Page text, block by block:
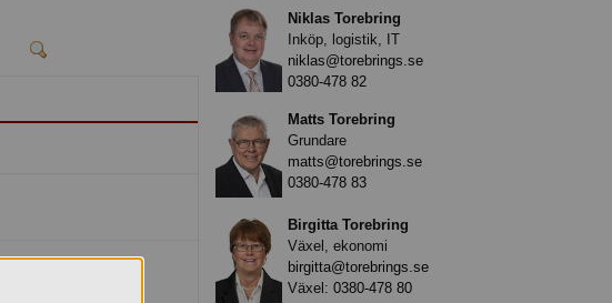
Niklas Torebring
Inköp, logistik, IT
niklas@torebrings.se
0380-478 82
Matts Torebring
Grundare
matts@torebrings.se
0380-478 83
Birgitta Torebring
Växel, ekonomi
birgitta@torebrings.se
Växel: 0380-478 80